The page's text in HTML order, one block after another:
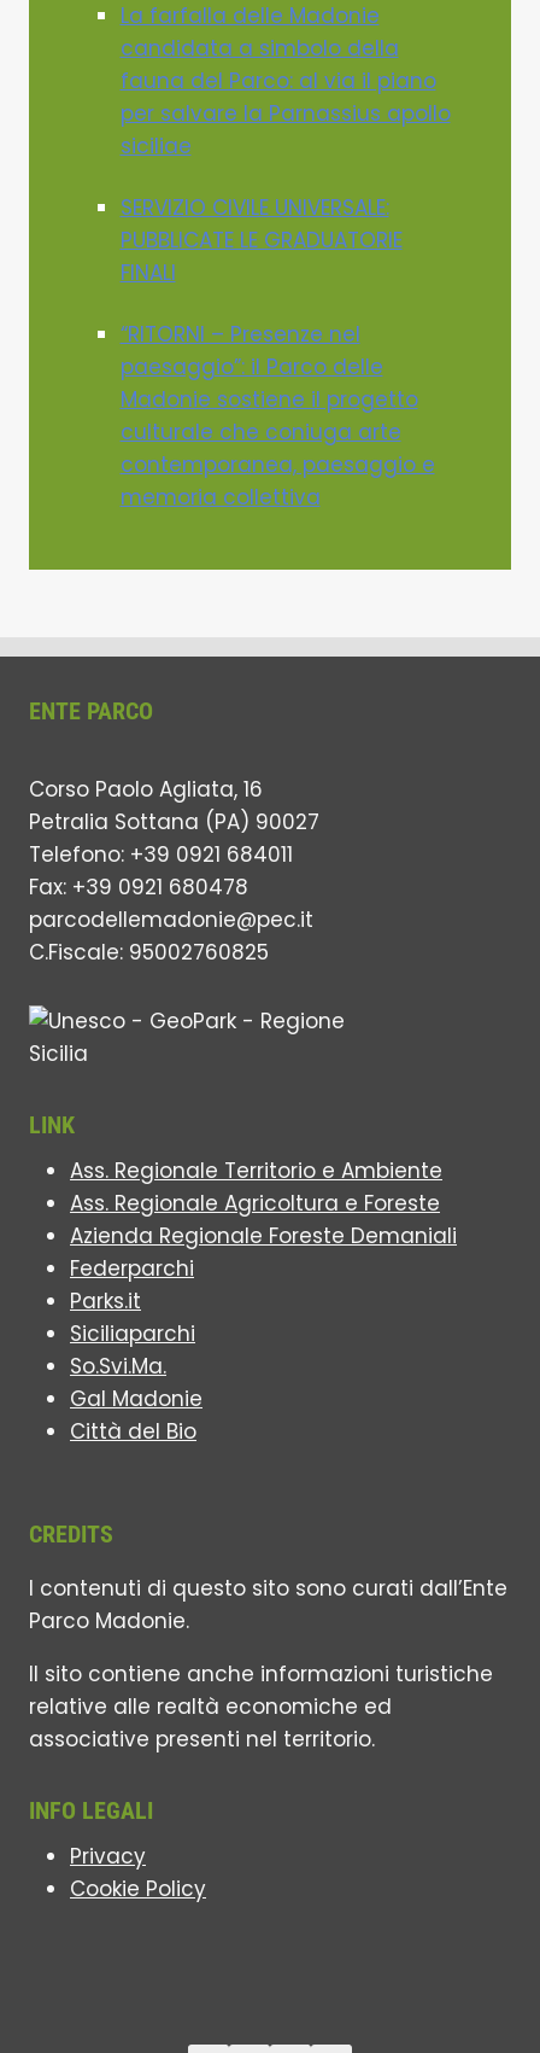
La farfalla delle Madonie
candidata a simbolo della
fauna del Parco: al via il piano
per salvare la Parnassius apollo
siciliae
SERVIZIO CIVILE UNIVERSALE:
PUBBLICATE LE GRADUATORIE
FINALI
“RITORNI – Presenze nel
paesaggio”: il Parco delle
Madonie sostiene il progetto
culturale che coniuga arte
contemporanea, paesaggio e
memoria collettiva
ENTE PARCO
Corso Paolo Agliata, 16
Petralia Sottana (PA) 90027
Telefono: +39 0921 684011
Fax: +39 0921 680478
parcodellemadonie@pec.it
C.Fiscale: 95002760825
LINK
Ass. Regionale Territorio e Ambiente
Ass. Regionale Agricoltura e Foreste
Azienda Regionale Foreste Demaniali
Federparchi
Parks.it
Siciliaparchi
So.Svi.Ma.
Gal Madonie
Città del Bio
CREDITS
I contenuti di questo sito sono curati dall’Ente
Parco Madonie.
Il sito contiene anche informazioni turistiche
relative alle realtà economiche ed
associative presenti nel territorio.
INFO LEGALI
Privacy
Cookie Policy